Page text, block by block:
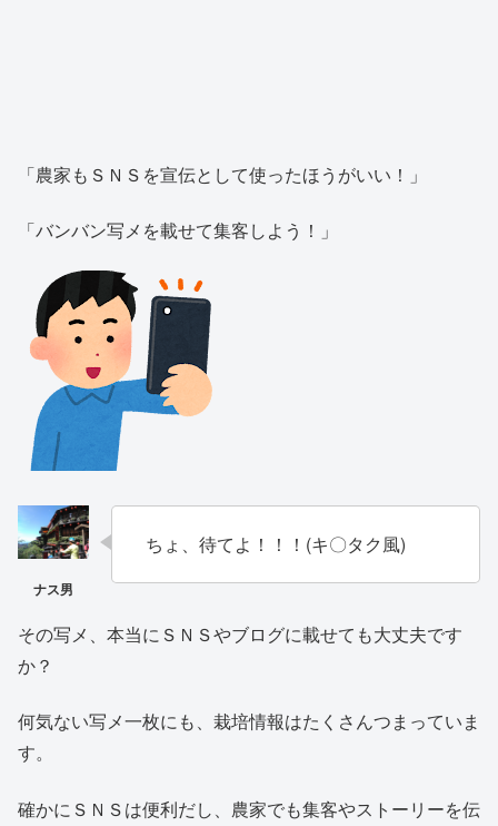
「農家もＳＮＳを宣伝として使ったほうがいい！」
「バンバン写メを載せて集客しよう！」
ちょ、待てよ！！！(キ〇タク風)
その写メ、本当にＳＮＳやブログに載せても大丈夫です
か？
何気ない写メ一枚にも、栽培情報はたくさんつまっていま
す。
確かにＳＮＳは便利だし、農家でも集客やストーリーを伝